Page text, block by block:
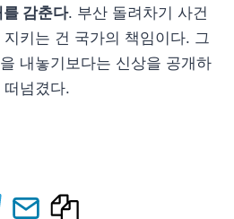
감춘다. 부산 돌려차기 사건
키는 건 국가의 책임이다. 그
내놓기보다는 신상을 공개하
떠넘겼다.